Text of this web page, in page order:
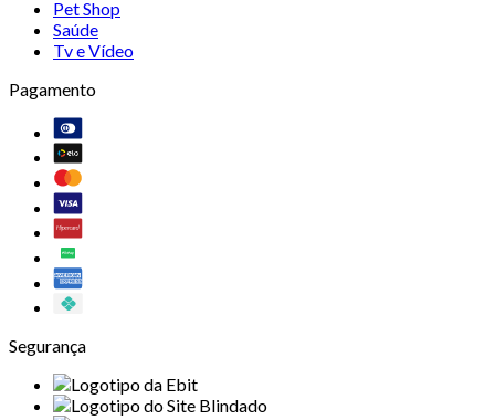
Pet Shop
Saúde
Tv e Vídeo
Pagamento
Segurança